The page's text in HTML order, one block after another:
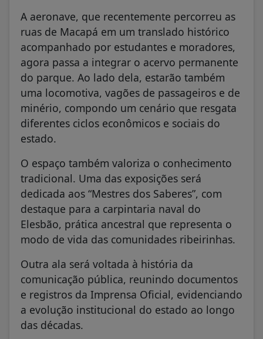
A aeronave, que recentemente percorreu as
ruas de Macapá em um translado histórico
acompanhado por estudantes e moradores,
agora passa a integrar o acervo permanente
do parque. Ao lado dela, estarão também
uma locomotiva, vagões de passageiros e de
minério, compondo um cenário que resgata
diferentes ciclos econômicos e sociais do
estado.
O espaço também valoriza o conhecimento
tradicional. Uma das exposições será
dedicada aos “Mestres dos Saberes”, com
destaque para a carpintaria naval do
Elesbão, prática ancestral que representa o
modo de vida das comunidades ribeirinhas.
Outra ala será voltada à história da
comunicação pública, reunindo documentos
e registros da Imprensa Oficial, evidenciando
a evolução institucional do estado ao longo
das décadas.